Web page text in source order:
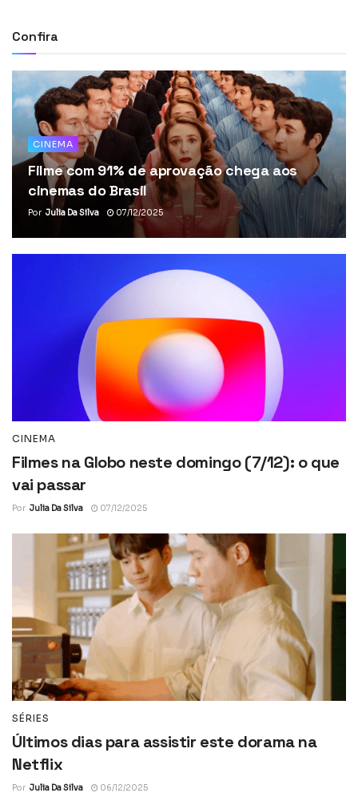
Confira
CINEMA
Filme com 91% de aprovação chega aos
cinemas do Brasil
Por Julia Da Silva 07/12/2025
CINEMA
Filmes na Globo neste domingo (7/12): o que
vai passar
Por Julia Da Silva 07/12/2025
SÉRIES
Últimos dias para assistir este dorama na
Netflix
Por Julia Da Silva 06/12/2025